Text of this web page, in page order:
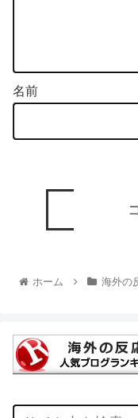
名前
ホーム 海外の